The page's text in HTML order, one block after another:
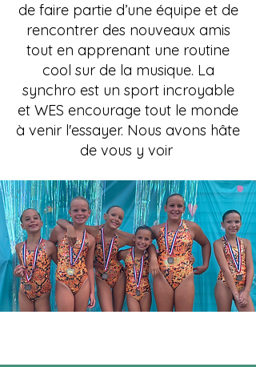
de faire partie d’une équipe et de
rencontrer des nouveaux amis
tout en apprenant une routine
cool sur de la musique. La
synchro est un sport incroyable
et WES encourage tout le monde
à venir l'essayer. Nous avons hâte
de vous y voir